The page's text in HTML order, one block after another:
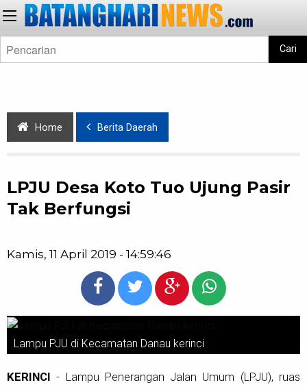
Cari
Home Berita Daerah
LPJU Desa Koto Tuo Ujung Pasir
Tak Berfungsi
Kamis, 11 April 2019 - 14:59:46
Lampu PJU di Kecamatan Danau kerinci
KERINCI- Lampu Penerangan Jalan Umum (LPJU), ruas